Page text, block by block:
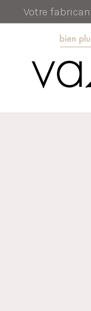
Votre